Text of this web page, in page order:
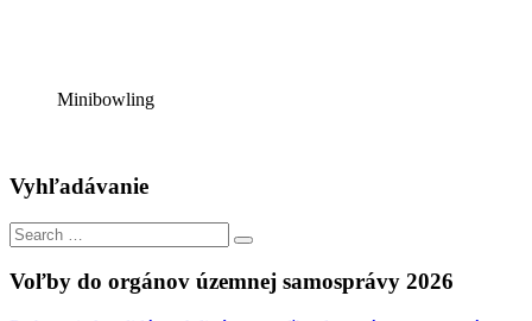
Minibowling
Vyhľadávanie
Search
for:
Search
Voľby do orgánov územnej samosprávy 2026